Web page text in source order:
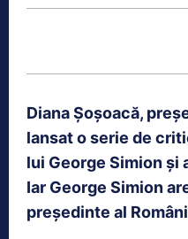
Diana Șoșoacă,
lansat o serie de
lui George Simion
Iar George Simion
președinte al